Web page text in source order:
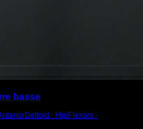
basse
∙ HipFlexors ∙